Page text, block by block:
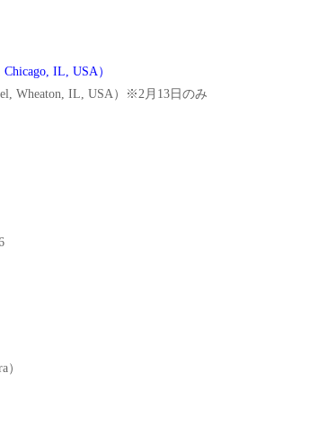
IL, USA）
Wheaton, IL, USA）※2月13日のみ
）